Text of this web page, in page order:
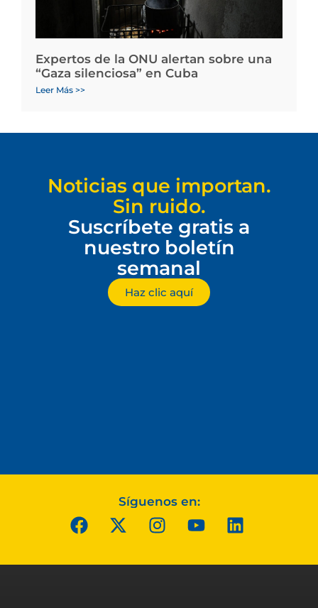
Expertos de la ONU alertan sobre una
“Gaza silenciosa” en Cuba
Leer Más >>
Noticias que importan.
Sin ruido.
Suscríbete gratis a
nuestro boletín
semanal
Haz clic aquí
Síguenos en: